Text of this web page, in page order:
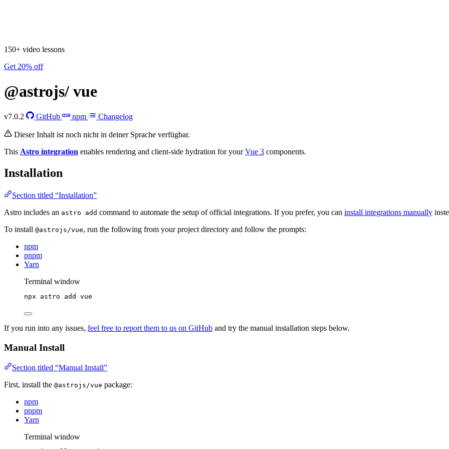
150+ video lessons
Get 20% off
@astrojs/ vue
v7.0.2 GitHub npm Changelog
Dieser Inhalt ist noch nicht in deiner Sprache verfügbar.
This Astro integration enables rendering and client-side hydration for yourVue 3 components.
Installation
Section titled “Installation”
Astro includes an astro add command to automate the setup of official integrations. If you prefer, you can install integrations manually
To install @astrojs/vue, run the following from your project directory and follow the prompts:
npm
pnpm
Yarn
Terminal window
npx astro add vue
If you run into any issues, feel free to report them to us on GitHub and try the manual installation steps below.
Manual Install
Section titled “Manual Install”
First, install the @astrojs/vue package:
npm
pnpm
Yarn
Terminal window